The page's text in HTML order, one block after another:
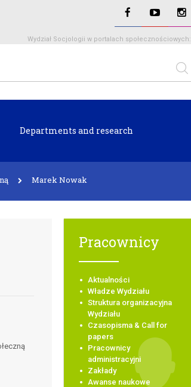
Wydział Socjologii w portalach społecznościowych:
Departments and research
Marek Nowak
Pracownicy
Aktualności
Władze Wydziału
Struktura organizacyjna
Wydziału
Czasopisma & Call for
papers
Pracownicy
administracyjni
Zakłady
Awanse naukowe